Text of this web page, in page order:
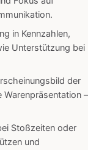
in Kennzahlen,
Unterstützung bei
der
Warenpräsentation –
Stoßzeiten oder
und